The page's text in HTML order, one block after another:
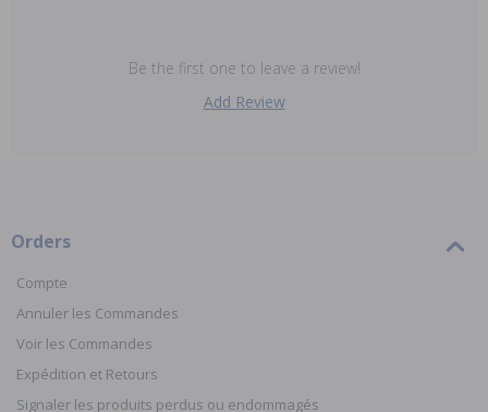
Be the first one to leave a review!
Add Review
Orders
Compte
Annuler les Commandes
Voir les Commandes
Expédition et Retours
Signaler les produits perdus ou endommagés